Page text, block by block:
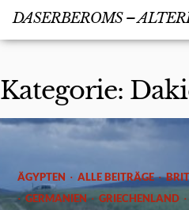
DASERBEROMS –
Kategorie:
ÄGYPTEN · ALLE BEITRÄGE ·
· GERMANIEN · GRIECHENLAND ·